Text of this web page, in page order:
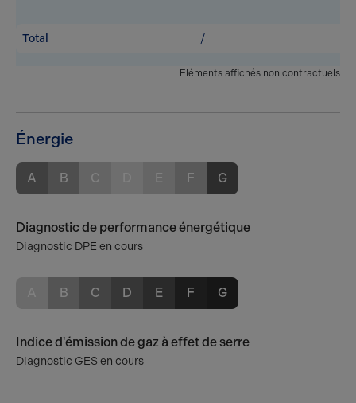
Total /
Eléments affichés non contractuels
Énergie
A B C E F G
Diagnostic de performance énergétique
Diagnostic DPE en cours
B C D E F G
Indice d'émission de gaz à effet de serre
Diagnostic GES en cours